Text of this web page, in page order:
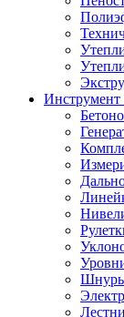
Инструмент
Шнуры